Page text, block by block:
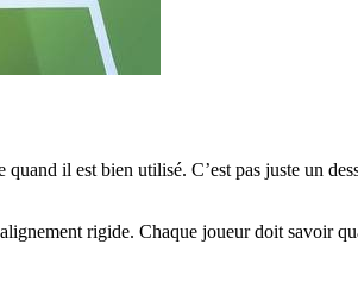
il est bien utilisé. C’est pas juste un
rigide. Chaque joueur doit savoir